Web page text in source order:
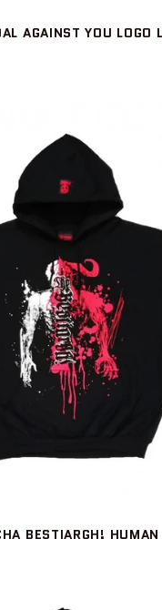
AGAINST YOU LOGO
BESTIARGH!